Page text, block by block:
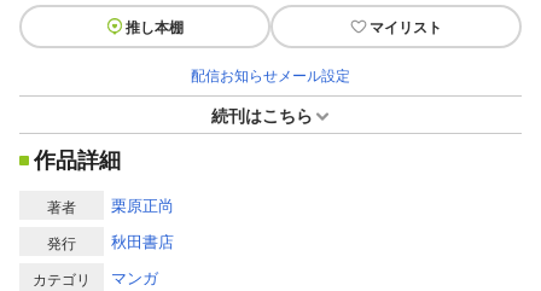
推し本棚 マイリスト
配信お知らせメール設定
続刊はこちら
作品詳細
著者 栗原正尚
発行 秋田書店
カテゴリ マンガ